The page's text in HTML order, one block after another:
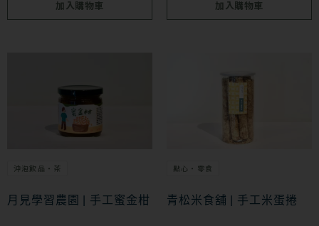
加入購物車 加入購物車
沖泡飲品・茶
月見學習農園 | 手工蜜金柑
點心・零食
青松米食舖 | 手工米蛋捲